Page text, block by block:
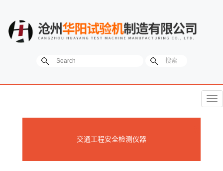
菜
交通工程安全检测仪器